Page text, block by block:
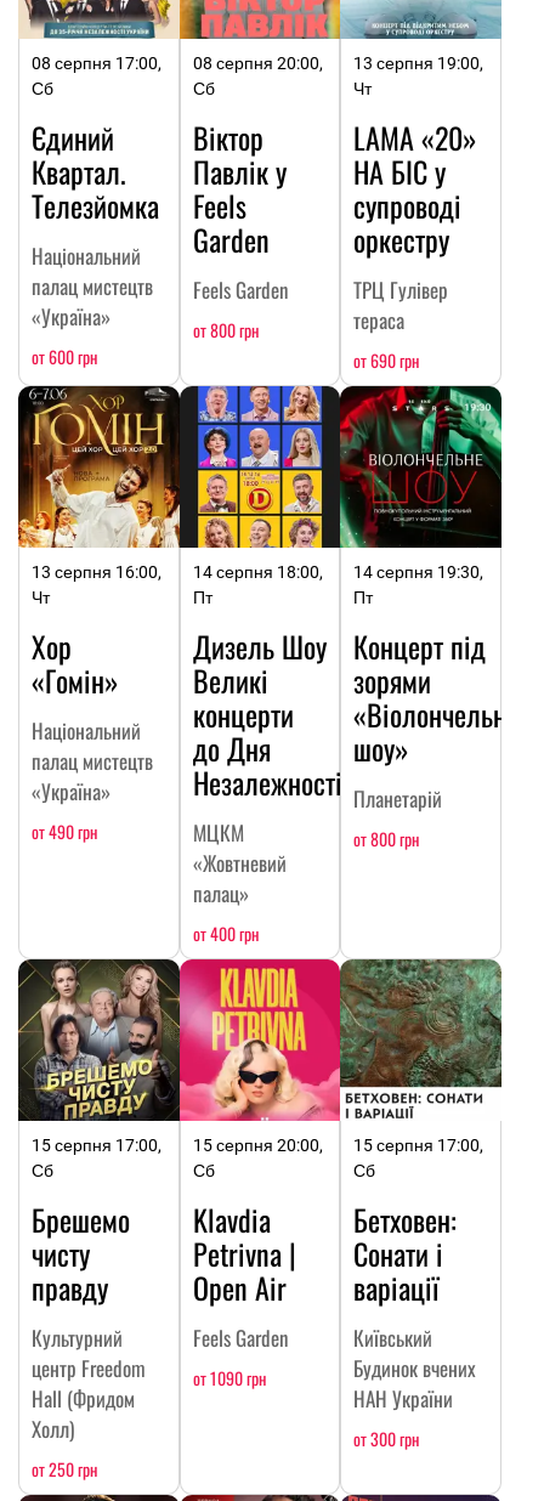
08 серпня 17:00,
Сб
Єдиний
Квартал.
Телезйомка
Національний
палац мистецтв
«Україна»
от 600 грн
08 серпня 20:00,
Сб
Віктор
Павлік у
Feels
Garden
Feels Garden
от 800 грн
13 серпня 19:00,
Чт
LAMA «20»
НА БІС у
супроводі
оркестру
ТРЦ Гулівер
тераса
от 690 грн
13 серпня 16:00,
Чт
Хор
«Гомін»
Національний
палац мистецтв
«Україна»
от 490 грн
14 серпня 18:00,
Пт
Дизель Шоу
Великі
концерти
до Дня
Незалежності
МЦКМ
«Жовтневий
палац»
от 400 грн
14 серпня 19:30,
Пт
Концерт під
зорями
«Віолончельне
шоу»
Планетарій
от 800 грн
15 серпня 17:00,
Сб
Брешемо
чисту
правду
Культурний
центр Freedom
Hall (Фридом
Холл)
от 250 грн
15 серпня 20:00,
Сб
Klavdia
Petrivna |
Open Air
Feels Garden
от 1090 грн
15 серпня 17:00,
Сб
Бетховен:
Сонати і
варіації
Київський
Будинок вчених
НАН України
от 300 грн